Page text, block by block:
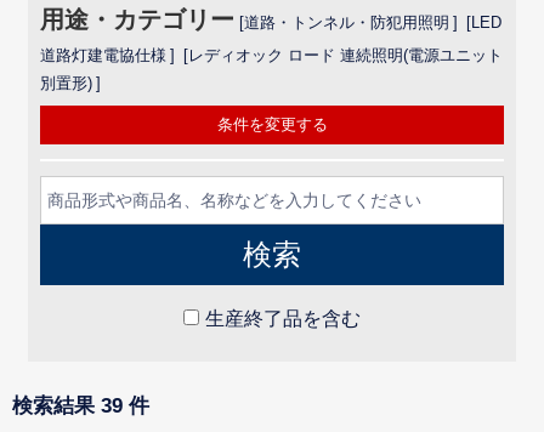
条件を変更する
用途・カテゴリー 道路・トンネル・防犯用照明
LED
道路灯建電協仕様
レディオック ロード 連続照明(電源ユニット
別置形)
生産終了品を含む
検索結果 39 件